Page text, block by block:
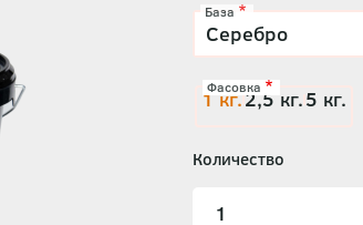
База
Фасовка
1 кг.2,5 кг.5 кг.
Количество